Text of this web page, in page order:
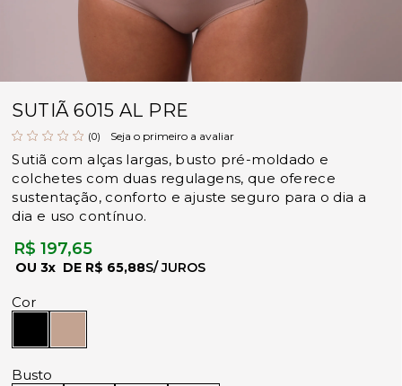
SUTIÃ 6015 AL PRE
(0) Seja o primeiro a avaliar
Sutiã com alças largas, busto pré-moldado e
colchetes com duas regulagens, que oferece
sustentação, conforto e ajuste seguro para o dia a
dia e uso contínuo.
R$ 197,65
3x R$ 65,88
Cor
Busto